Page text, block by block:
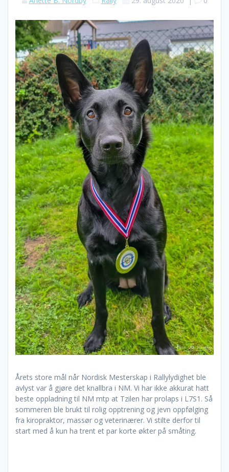
Årets store mål når Nordisk Mesterskap i Rallylydighet ble
avlyst var å gjøre det knallbra i NM. Vi har ikke akkurat hatt
beste oppladning til NM mtp at Tzilen har prolaps i L7S1. Så
sommeren ble brukt til rolig opptrening og jevn oppfølging
fra kiropraktor, massør og veterinærer. Vi stilte derfor til
start med å kun ha trent et par korte økter på småting.